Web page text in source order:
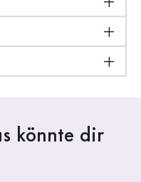
könnte dir